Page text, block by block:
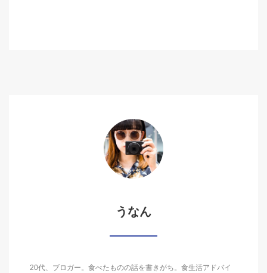
うなん
20代、ブロガー。食べたものの話を書きがち。食生活アドバイ